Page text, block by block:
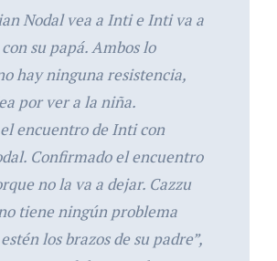
Nodal vea a Inti e Inti va a
su papá. Ambos lo
hay ninguna resistencia,
por ver a la niña.
encuentro de Inti con
Confirmado el encuentro
no la va a dejar. Cazzu
tiene ningún problema
los brazos de su padre”,